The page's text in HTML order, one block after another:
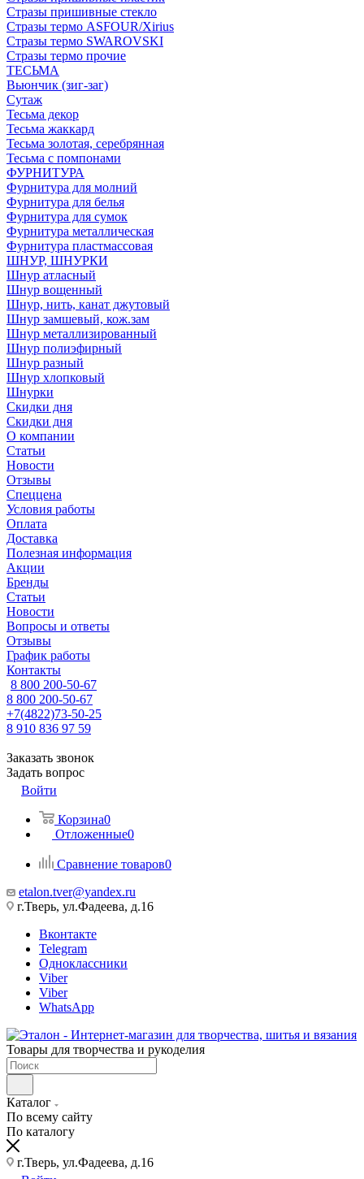
Стразы пришивные стекло
Стразы термо ASFOUR/Xirius
Стразы термо SWAROVSKI
Стразы термо прочие
ТЕСЬМА
Вьюнчик (зиг-заг)
Сутаж
Тесьма декор
Тесьма жаккард
Тесьма золотая, серебрянная
Тесьма с помпонами
ФУРНИТУРА
Фурнитура для молний
Фурнитура для белья
Фурнитура для сумок
Фурнитура металлическая
Фурнитура пластмассовая
ШНУР, ШНУРКИ
Шнур атласный
Шнур вощенный
Шнур, нить, канат джутовый
Шнур замшевый, кож.зам
Шнур металлизированный
Шнур полиэфирный
Шнур разный
Шнур хлопковый
Шнурки
Скидки дня
Скидки дня
О компании
Статьи
Новости
Отзывы
Спеццена
Условия работы
Оплата
Доставка
Полезная информация
Акции
Бренды
Статьи
Новости
Вопросы и ответы
Отзывы
График работы
Контакты
8 800 200-50-67
8 800 200-50-67
+7(4822)73-50-25
8 910 836 97 59
Заказать звонок
Задать вопрос
Войти
Корзина0
Отложенные0
Сравнение товаров0
etalon.tver@yandex.ru
г.Тверь, ул.Фадеева, д.16
Вконтакте
Telegram
Одноклассники
Viber
Viber
WhatsApp
Товары для творчества и рукоделия
Каталог
По всему сайту
По каталогу
г.Тверь, ул.Фадеева, д.16